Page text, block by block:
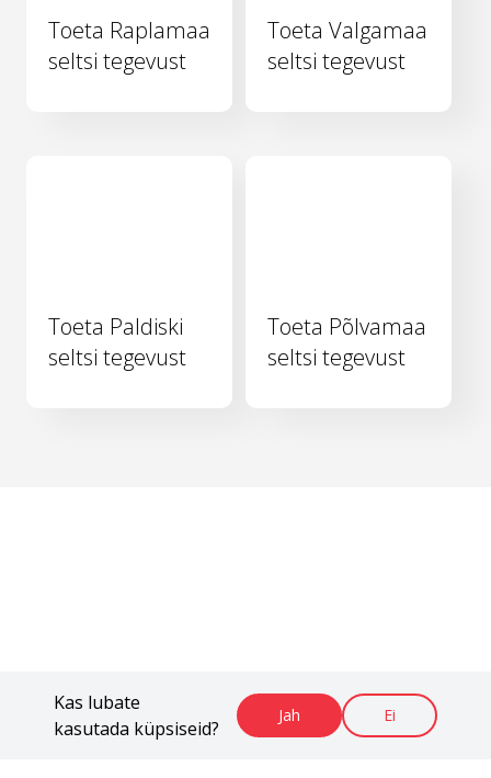
Kas lubate
kasutada küpsiseid?
Jah Ei
Toeta Raplamaa
seltsi tegevust
Toeta Valgamaa
seltsi tegevust
Toeta Paldiski
seltsi tegevust
Toeta Põlvamaa
seltsi tegevust